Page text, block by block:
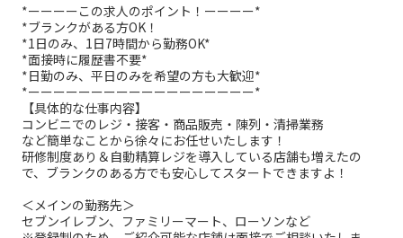
*ーーーーこの求人のポイント！ーーーー*
*ブランクがある方OK！
*1日のみ、1日7時間から勤務OK*
*面接時に履歴書不要*
*日勤のみ、平日のみを希望の方も大歓迎*
*ーーーーーーーーーーーーーーーーーー*
【具体的な仕事内容】
コンビニでのレジ・接客・商品販売・陳列・清掃業務
など簡単なことから徐々にお任せいたします！
研修制度あり＆自動精算レジを導入している店舗も増えたの
で、ブランクのある方でも安心してスタートできますよ！
＜メインの勤務先＞
セブンイレブン、ファミリーマート、ローソンなど